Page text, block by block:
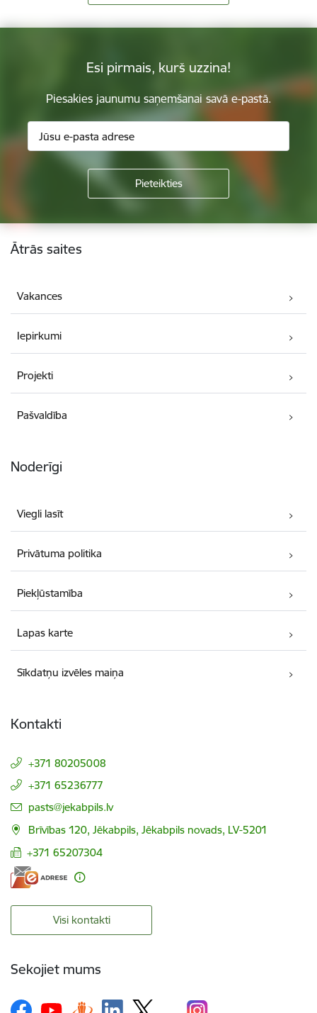
Esi pirmais, kurš uzzina!
Piesakies jaunumu saņemšanai savā e-pastā.
Kājene
Ātrās saites
Vakances
Iepirkumi
Projekti
Pašvaldība
Noderīgi
Viegli lasīt
Privātuma politika
Piekļūstamība
Lapas karte
Sīkdatņu izvēles maiņa
Kontakti
+371 80205008
+371 65236777
E-pasts:
pasts@jekabpils.lv
Brīvības 120, Jēkabpils, Jēkabpils novads, LV-5201
+371 65207304
Visi kontakti
Sekojiet mums